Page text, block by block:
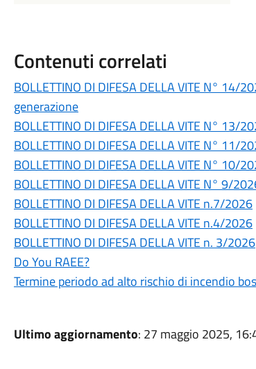
Contenuti correlati
BOLLETTINO DI DIFESA DELLA VITE N°
generazione
BOLLETTINO DI DIFESA DELLA VITE N° 13/
BOLLETTINO DI DIFESA DELLA VITE N° 11/
BOLLETTINO DI DIFESA DELLA VITE N° 10/
BOLLETTINO DI DIFESA DELLA VITE N° 9/
BOLLETTINO DI DIFESA DELLA VITE n.7/2026
BOLLETTINO DI DIFESA DELLA VITE n.4/2026
BOLLETTINO DI DIFESA DELLA VITE n. 3/2026
Do You RAEE?
Termine periodo ad alto rischio di incendio
Ultimo aggiornamento: 27 maggio 2025,